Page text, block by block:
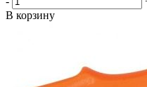
В корзину